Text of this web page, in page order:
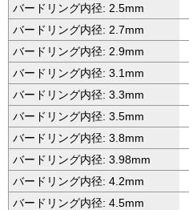
バードリング内径: 2.5mm
バードリング内径: 2.7mm
バードリング内径: 2.9mm
バードリング内径: 3.1mm
バードリング内径: 3.3mm
バードリング内径: 3.5mm
バードリング内径: 3.8mm
バードリング内径: 3.98mm
バードリング内径: 4.2mm
バードリング内径: 4.5mm